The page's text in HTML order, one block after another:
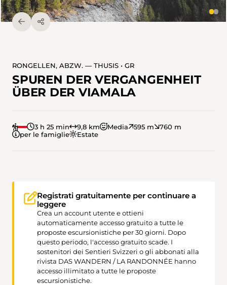
RONGELLEN, ABZW. — THUSIS • GR
SPUREN DER VERGANGENHEIT
ÜBER DER VIAMALA
3 h 25 min 9,8 km Media 595 m
760 m
per le famiglie
Estate
Registrati gratuitamente per continuare a
leggere
Crea un account utente e ottieni
automaticamente accesso gratuito a tutte le
proposte escursionistiche per 30 giorni. Dopo
questo periodo, l'accesso gratuito scade. I
sostenitori dei Sentieri Svizzeri o gli abbonati alla
rivista DAS WANDERN / LA RANDONNÉE hanno
accesso illimitato a tutte le proposte
escursionistiche.